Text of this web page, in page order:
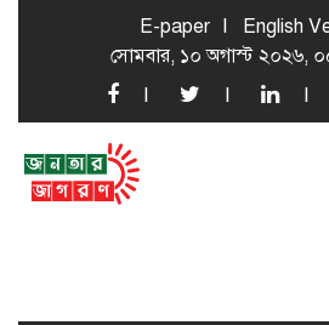
E-paper
English
সোমবার, ১০ অগাস্ট ২০২৬,